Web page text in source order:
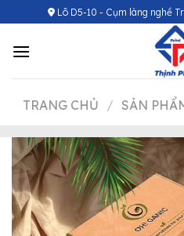
đến
nội
Lô D5-10 - Cụm làng nghề
TRANG CHỦ / SẢN